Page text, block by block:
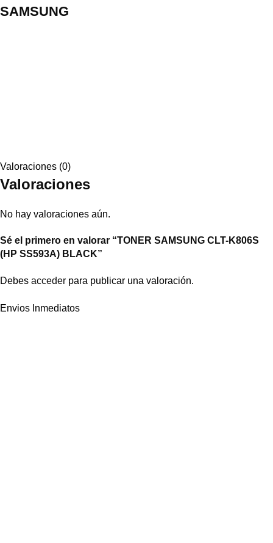
SAMSUNG
Valoraciones (0)
Valoraciones
No hay valoraciones aún.
Sé el primero en valorar “TONER SAMSUNG CLT-K806S
(HP SS593A) BLACK”
Debes acceder para publicar una valoración.
Envios Inmediatos